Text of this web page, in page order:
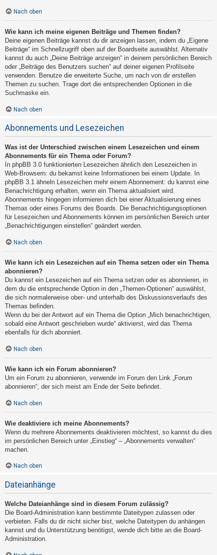
Nach oben
Wie kann ich meine eigenen Beiträge und Themen finden?
Deine eigenen Beiträge kannst du dir anzeigen lassen, indem du „Eigene
Beiträge“ im Schnellzugriff oben auf der Boardseite auswählst. Alternativ
kannst du auch „Deine Beiträge anzeigen“ in deinem persönlichen Bereich
oder „Beiträge des Benutzers suchen“ auf deiner eigenen Profilseite
verwenden. Benutze die erweiterte Suche, um nach von dir erstellen
Themen zu suchen. Trage dort die entsprechenden Optionen in die
Suchmaske ein.
Nach oben
Abonnements und Lesezeichen
Was ist der Unterschied zwischen einem Lesezeichen und einem
Abonnements für ein Thema oder Forum?
In phpBB 3.0 funktionierten Lesezeichen ähnlich den Lesezeichen in
Web-Browsern: du bekamst keine Informationen bei einem Update. In
phpBB 3.1 ähneln Lesezeichen mehr einem Abonnement: du kannst eine
Benachrichtigung erhalten, wenn ein Thema aktualisiert wird.
Abonnements hingegen informieren dich bei einer Aktualisierung eines
Themas oder eines Forums des Boards. Die Benachrichtigungsoptionen
für Lesezeichen und Abonnements können im persönlichen Bereich unter
„Benachrichtigungen einstellen“ geändert werden.
Nach oben
Wie kann ich ein Lesezeichen auf ein Thema setzen oder ein Thema
abonnieren?
Du kannst ein Lesezeichen auf ein Thema setzen oder es abonnieren, in
dem du die entsprechende Option in den „Themen-Optionen“ auswählst,
die sich normalerweise ober- und unterhalb des Diskussionsverlaufs des
Themas befinden.
Wenn du bei der Antwort auf ein Thema die Option „Mich benachrichtigen,
sobald eine Antwort geschrieben wurde“ aktivierst, wird das Thema
ebenfalls für dich abonniert.
Nach oben
Wie kann ich ein Forum abonnieren?
Um ein Forum zu abonnieren, verwende im Forum den Link „Forum
abonnieren“, der sich meist am Ende der Seite befindet.
Nach oben
Wie deaktiviere ich meine Abonnements?
Wenn du mehrere Abonnements deaktivieren möchtest, so kannst du dies
im persönlichen Bereich unter „Einstieg“ – „Abonnements verwalten“
machen.
Nach oben
Dateianhänge
Welche Dateianhänge sind in diesem Forum zulässig?
Die Board-Administration kann bestimmte Dateitypen zulassen oder
verbieten. Falls du dir nicht sicher bist, welche Dateitypen du anhängen
kannst und du Unterstützung benötigst, wende dich bitte an die Board-
Administration.